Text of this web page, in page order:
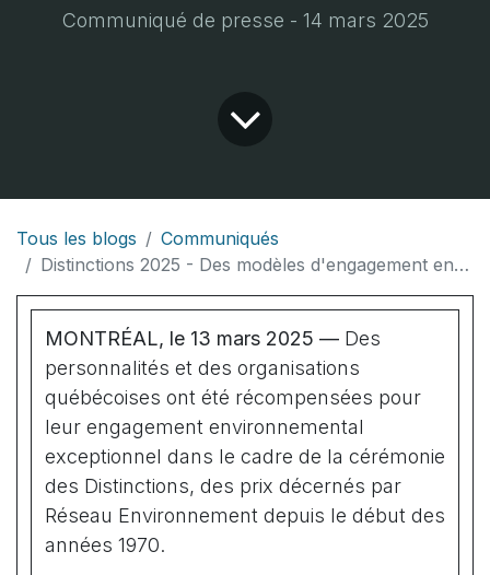
Communiqué de presse - 14 mars 2025
Tous les blogs
Communiqués
Distinctions 2025 - Des modèles d'engagement environnemental récompensés
MONTRÉAL, le 13 mars 2025 — Des
personnalités et des organisations
québécoises ont été récompensées pour
leur engagement environnemental
exceptionnel dans le cadre de la cérémonie
des Distinctions, des prix décernés par
Réseau Environnement depuis le début des
années 1970.